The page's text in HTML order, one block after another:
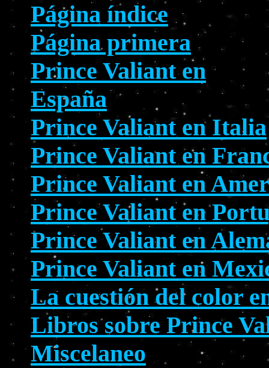
Página índice
Página primera
Prince Valiant en
España
Prince Valiant en Italia
Prince Valiant en
Prince Valiant en
Prince Valiant en
Prince Valiant en
Prince Valiant en
La cuestión del color
Libros sobre Prince
Miscelaneo